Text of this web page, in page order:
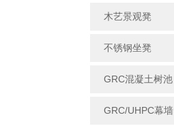
木艺景观凳
不锈钢坐凳
GRC混凝土树池
GRC/UHPC幕墙